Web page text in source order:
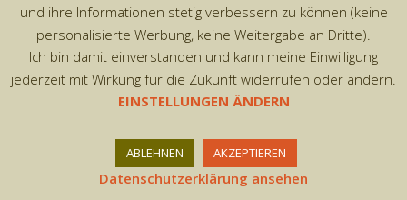
Copyright © 2026 by AxiomThemes. All rights
reserved.
und ihre Informationen stetig verbessern zu können (keine
personalisierte Werbung, keine Weitergabe an Dritte).
Ich bin damit einverstanden und kann meine Einwilligung
jederzeit mit Wirkung für die Zukunft widerrufen oder ändern.
EINSTELLUNGEN ÄNDERN
ABLEHNEN AKZEPTIEREN
Datenschutzerklärung ansehen